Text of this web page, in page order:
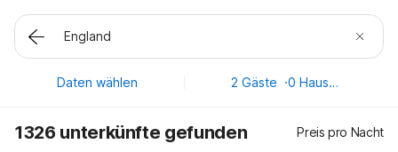
Daten wählen 2 Gäste · 0 Haustiere
1326 unterkünfte gefunden Preis pro Nacht